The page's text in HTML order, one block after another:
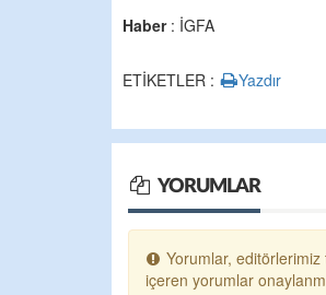
Haber: İGFA
ETİKETLER : Yazdır
YORUMLAR
Yorumlar, editörlerimiz
içeren yorumlar